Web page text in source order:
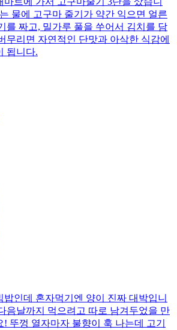
물에 고구마 줄기가 약간 익으면 얼른
를 짜고, 밀가루 풀을 쑤어서 김치를 담
무리면 자연적인 단맛과 아삭한 식감에
됩니다.
인데 혼자먹기엔 양이 진짜 대박입니
음날까지 먹으려고 따로 남겨두었을 만
뚜껑 열자마자 불향이 훅 나는데 고기